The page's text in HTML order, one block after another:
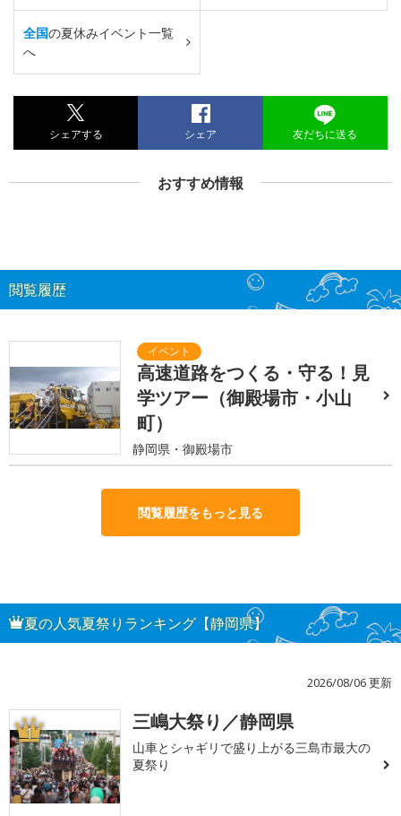
全国の夏休みイベント一覧
へ
シェアする シェア 友だちに送る
おすすめ情報
閲覧履歴
高速道路をつくる・守る！見
学ツアー（御殿場市・小山
町）
静岡県・御殿場市
閲覧履歴をもっと見る
夏の人気夏祭りランキング【静岡県】
2026/08/06 更新
1 三嶋大祭り／静岡県
山車とシャギリで盛り上がる三島市最大の
夏祭り